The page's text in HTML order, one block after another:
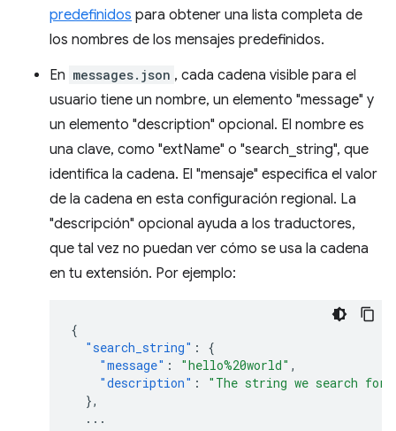
predefinidos para obtener una lista completa de
los nombres de los mensajes predefinidos.
En messages.json , cada cadena visible para el
usuario tiene un nombre, un elemento "message" y
un elemento "description" opcional. El nombre es
una clave, como "extName" o "search_string", que
identifica la cadena. El "mensaje" especifica el valor
de la cadena en esta configuración regional. La
"descripción" opcional ayuda a los traductores,
que tal vez no puedan ver cómo se usa la cadena
en tu extensión. Por ejemplo:
{
"search_string" :
{
"message" : "hello%20world" ,
"description" :
"The string we search for.
},
...